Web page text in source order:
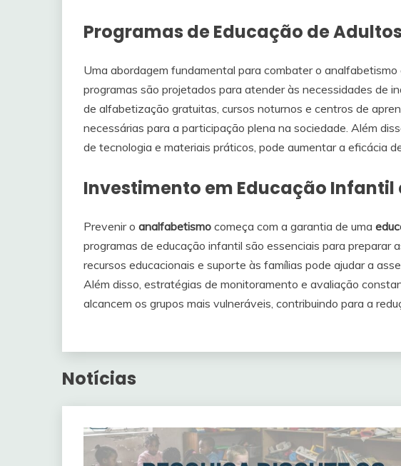
Programas de Educação de
Uma abordagem fundamental para combater o
programas são projetados para atender às necessidades de
de alfabetização gratuitas, cursos noturnos e centros de
necessárias para a participação plena na sociedade. Além
de tecnologia e materiais práticos, pode aumentar a eficácia
Investimento em Educação Infantil
Prevenir o analfabetismo começa com a garantia de uma
programas de educação infantil são essenciais para preparar
recursos educacionais e suporte às famílias pode ajudar a
Além disso, estratégias de monitoramento e avaliação
alcancem os grupos mais vulneráveis, contribuindo para a
Notícias